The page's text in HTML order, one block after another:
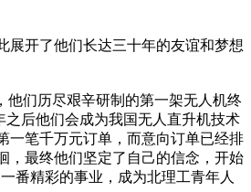
开了他们长达三十年的友谊和梦想
们历尽艰辛研制的第一架无人机终
之后他们会成为我国无人直升机技术
一笔千万元订单，而意向订单已经排
，最终他们坚定了自己的信念，开始
番精彩的事业，成为北理工青年人